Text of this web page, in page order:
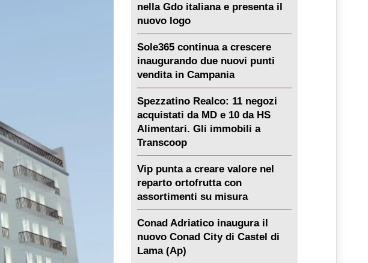
nella Gdo italiana e presenta il
nuovo logo
Sole365 continua a crescere
inaugurando due nuovi punti
vendita in Campania
Spezzatino Realco: 11 negozi
acquistati da MD e 10 da HS
Alimentari. Gli immobili a
Transcoop
Vip punta a creare valore nel
reparto ortofrutta con
assortimenti su misura
Conad Adriatico inaugura il
nuovo Conad City di Castel di
Lama (Ap)